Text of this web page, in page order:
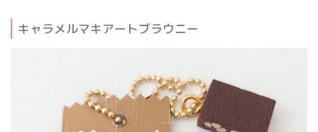
キャラメルマキアートブラウニー